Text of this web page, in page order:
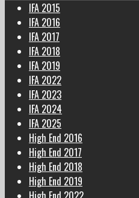
IFA 2015
IFA 2016
IFA 2017
IFA 2018
IFA 2019
IFA 2022
IFA 2023
IFA 2024
IFA 2025
High End 2016
High End 2017
High End 2018
High End 2019